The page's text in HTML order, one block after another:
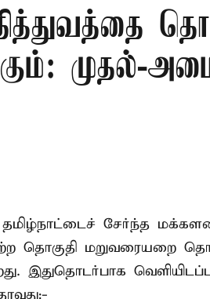
முதல்-
சேர்ந்த
தொகுதி மறுவரையறை
இதுதொடர்பாக